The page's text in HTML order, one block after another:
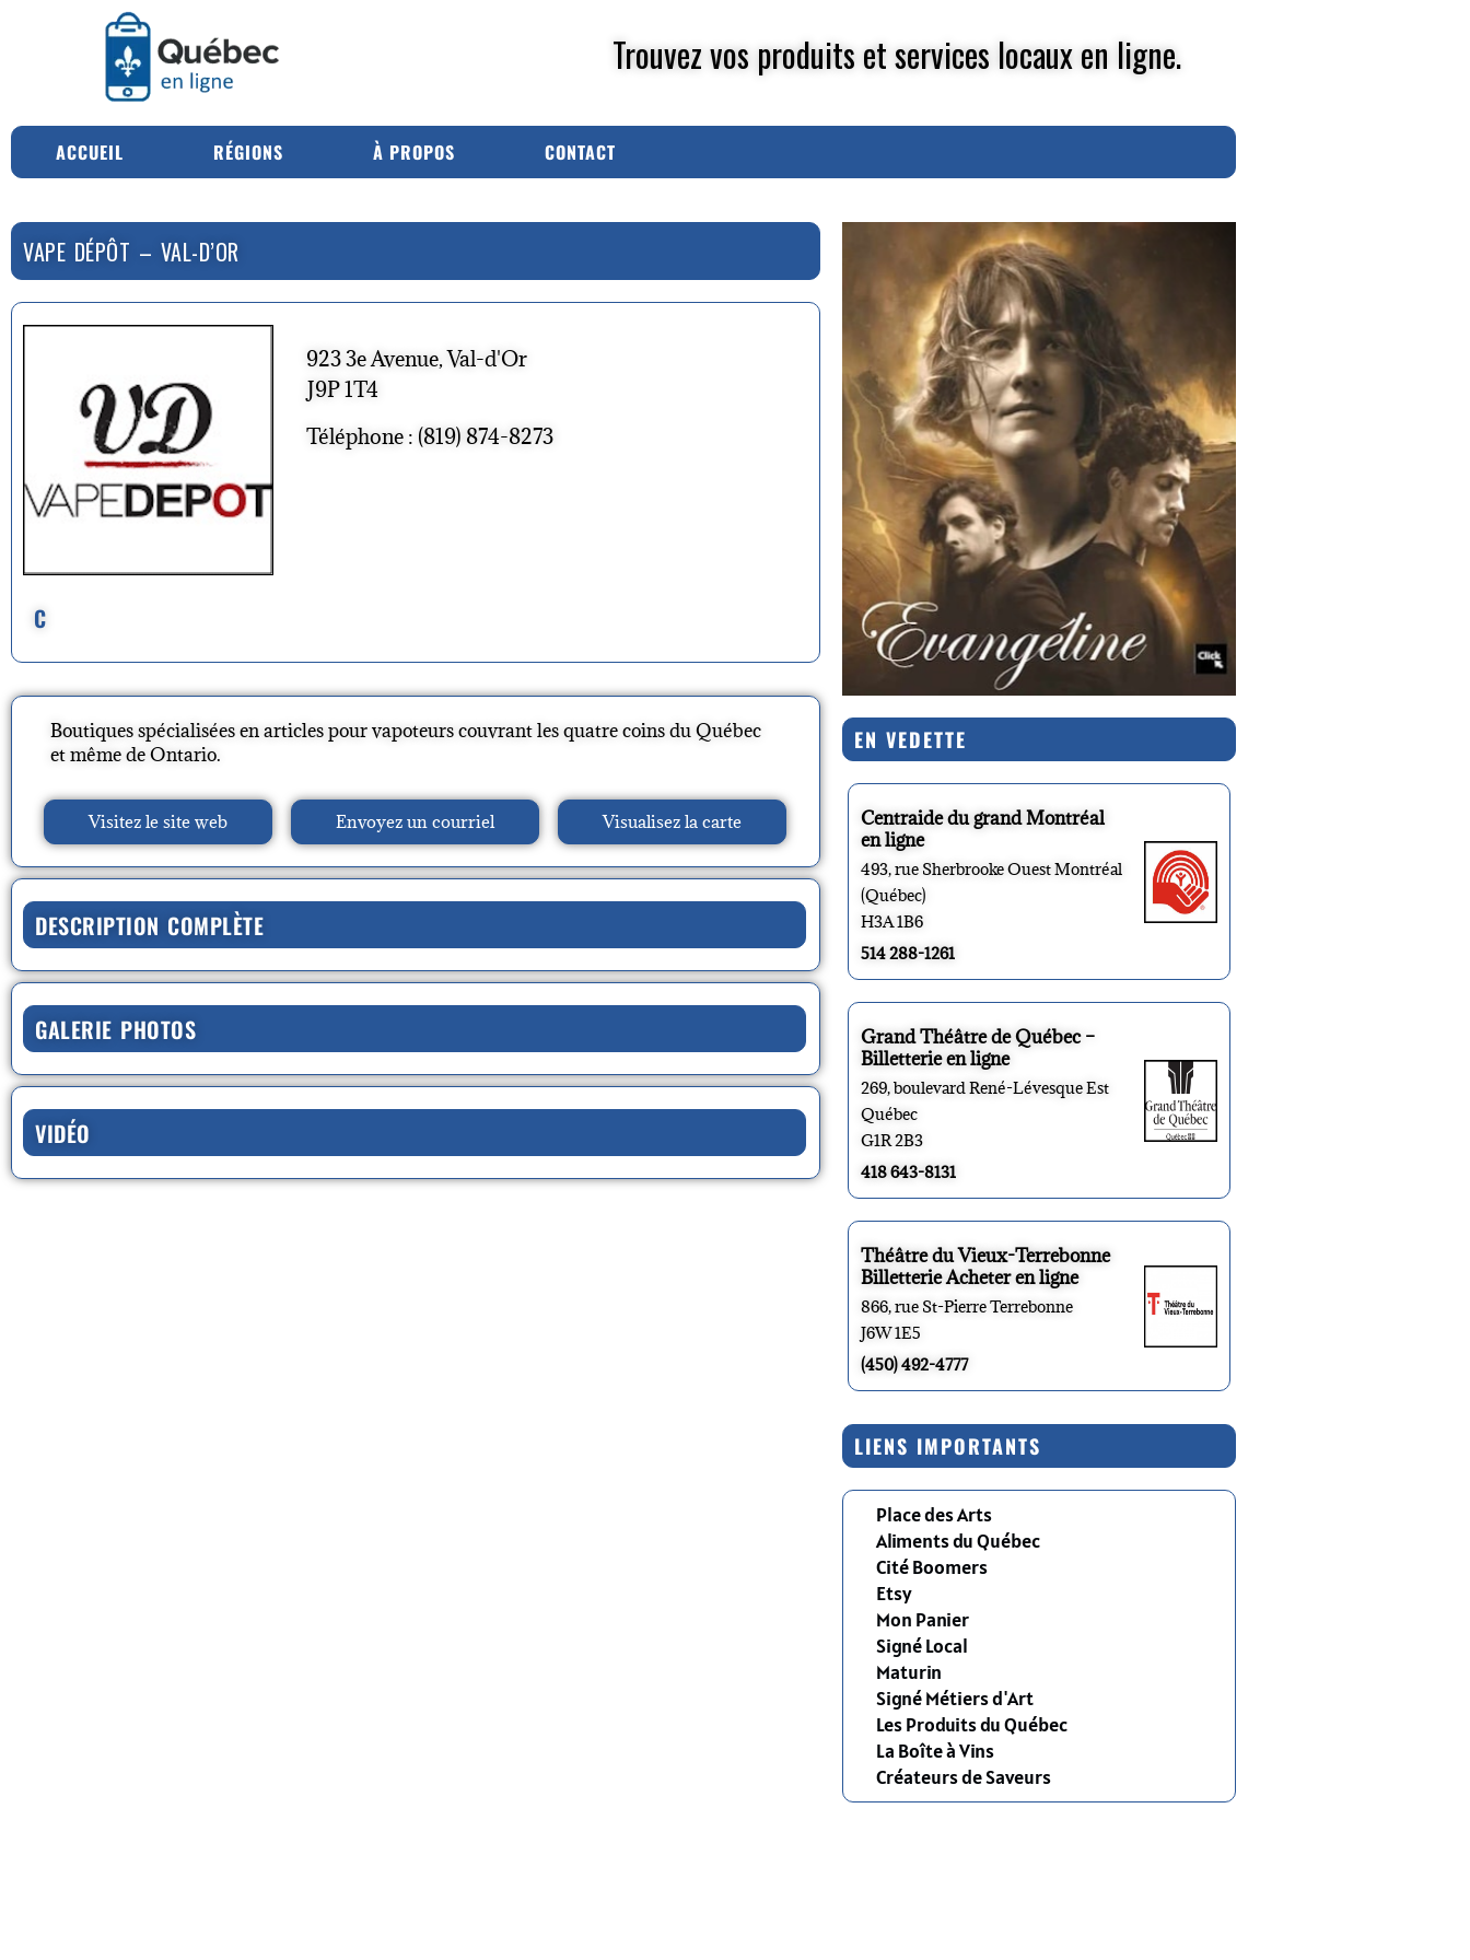
Trouvez vos produits et services locaux en ligne.
ACCUEIL RÉGIONS À PROPOS CONTACT
VAPE DÉPÔT – VAL-D’OR
C
923 3e Avenue, Val-d'Or
J9P 1T4
Téléphone : (819) 874-8273
Boutiques spécialisées en articles pour vapoteurs couvrant les quatre coins du Québec
et même de Ontario.
Visitez le site web Envoyez un courriel Visualisez la carte
DESCRIPTION COMPLÈTE
GALERIE PHOTOS
VIDÉO
EN VEDETTE
Centraide du grand Montréal
en ligne
493, rue Sherbrooke Ouest Montréal
(Québec)
H3A 1B6
514 288-1261
Grand Théâtre de Québec –
Billetterie en ligne
269, boulevard René-Lévesque Est
Québec
G1R 2B3
418 643-8131
Théâtre du Vieux-Terrebonne
Billetterie Acheter en ligne
866, rue St-Pierre Terrebonne
J6W 1E5
(450) 492-4777
LIENS IMPORTANTS
Place des Arts
Aliments du Québec
Cité Boomers
Etsy
Mon Panier
Signé Local
Maturin
Signé Métiers d'Art
Les Produits du Québec
La Boîte à Vins
Créateurs de Saveurs